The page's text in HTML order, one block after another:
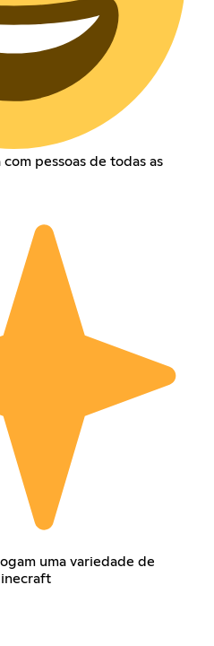
pessoas de todas as
uma variedade de